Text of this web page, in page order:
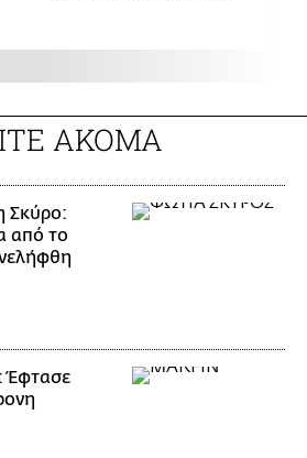
ΑΚΟΜΑ
Σκύρο:
από το
Έφτασε